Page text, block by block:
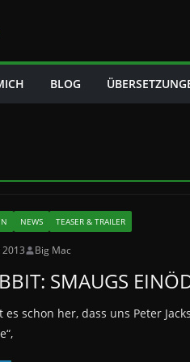
BLOG
NEWS TEASER & TRAILER
Big Mac
SMAUGS
es schon her, dass uns Peter